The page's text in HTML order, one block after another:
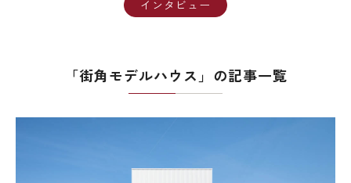
インタビュー
「街角モデルハウス」の記事一覧